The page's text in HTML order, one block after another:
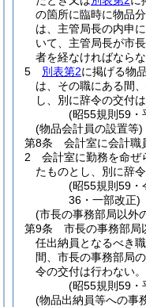
の箇所に臨時に物品
は、主管局長の内申
いて、主管局長が市
者を経なければならな
5
別表第2に掲げる物
は、その職にある間
し、別に辞令の交付は
(昭55規則59・
(物品会計員の設置等)
第8条
会計室に会計職
2
会計室に勤務を命ぜ
たものとし、別に辞
(昭55規則59・
36・一部改正)
(市長の事務部局以外
第9条
市長の事務部局
任出納員となるべき
間、市長の事務部局
令の交付は行わない。
(昭55規則59・
(物品出納員等への事